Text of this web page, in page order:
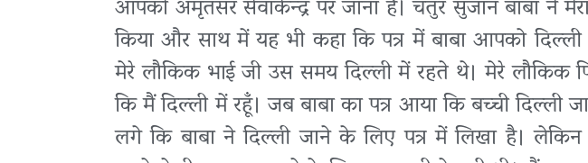
आपको अमृतसर सेवाकेन्द्र पर जाना है। चतुर सुजान बाबा ने
किया और साथ में यह भी कहा कि पत्र में बाबा आपको
मेरे लौकिक भाई जी उस समय दिल्ली में रहते थे। मेरे लौकिक
कि मैं दिल्ली में रहूँ। जब बाबा का पत्र आया कि बच्ची दिल्ली
लगे कि बाबा ने दिल्ली जाने के लिए पत्र में लिखा है।